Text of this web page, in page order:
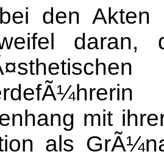
den Akten
daran,
mit
als